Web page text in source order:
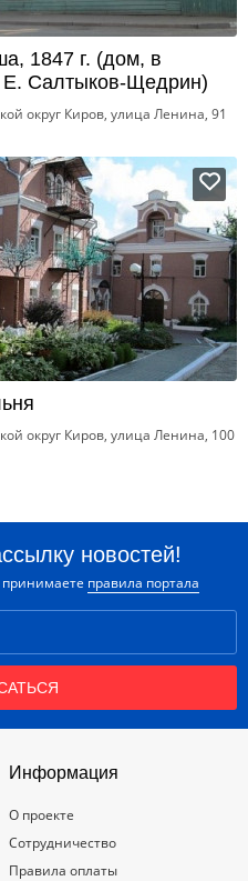
1847 г. (дом, в
Е. Салтыков-Щедрин)
округ Киров, улица Ленина, 91
округ Киров, улица Ленина, 100
новостей!
правила портала
Информация
О проекте
Сотрудничество
Правила оплаты